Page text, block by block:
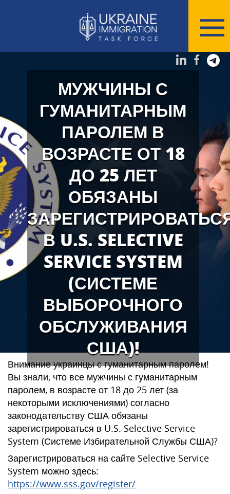
МУЖЧИНЫ С
ГУМАНИТАРНЫМ
ПАРОЛЕМ В
ВОЗРАСТЕ ОТ 18
ДО 25 ЛЕТ
ОБЯЗАНЫ
В U.S. SELECTIVE
SERVICE SYSTEM
(СИСТЕМЕ
ВЫБОРОЧНОГО
ОБСЛУЖИВАНИЯ
США)!
Внимание украинцы с гуманитарным паролем!
Вы знали, что все мужчины с гуманитарным
паролем, в возрасте от 18 до 25 лет (за
некоторыми исключениями) согласно
законодательству США обязаны
зарегистрироваться в U.S. Selective Service
System (Системе Избирательной Службы США)?
Зарегистрироваться на сайте Selective Service
System можно здесь:
https://www.sss.gov/register/